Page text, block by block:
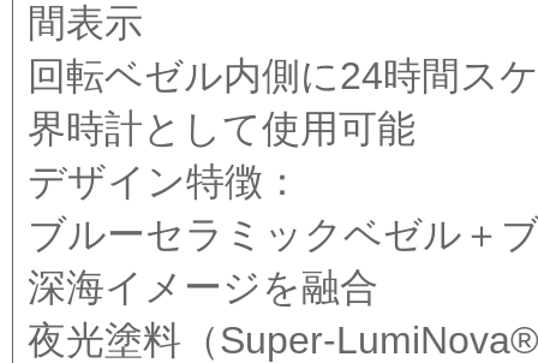
間表示
回転ベゼル内側に24時間ス
界時計として使用可能
デザイン特徴：
ブルーセラミックベゼル＋
深海イメージを融合
夜光塗料（Super-